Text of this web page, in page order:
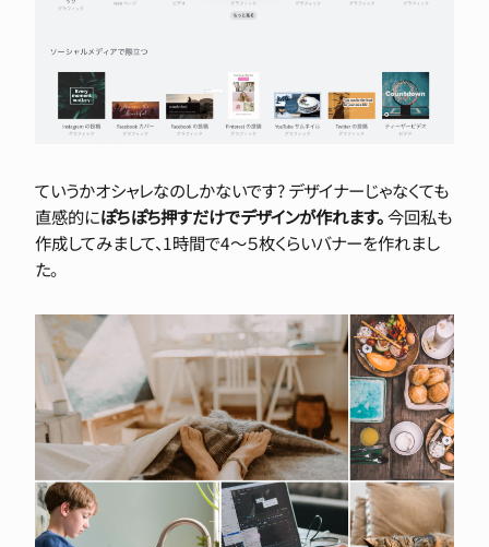
ていうかオシャレなのしかないです? デザイナーじゃなくても
直感的にぽちぽち押すだけでデザインが作れます。今回私も
作成してみまして、1時間で4〜５枚くらいバナーを作れまし
た。